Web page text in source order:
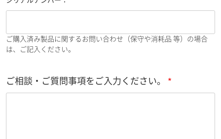
ご購入済み製品に関するお問い合わせ（保守や消耗品 等）の場合
は、ご記入ください。
ご相談・ご質問事項をご入力ください。